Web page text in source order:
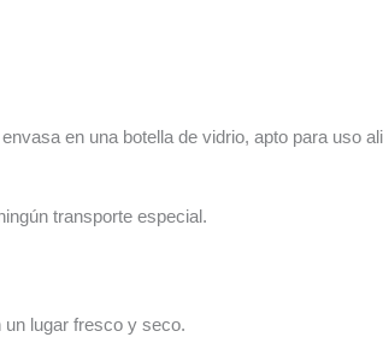
en una botella de vidrio, apto para uso
transporte especial.
un lugar fresco y seco.